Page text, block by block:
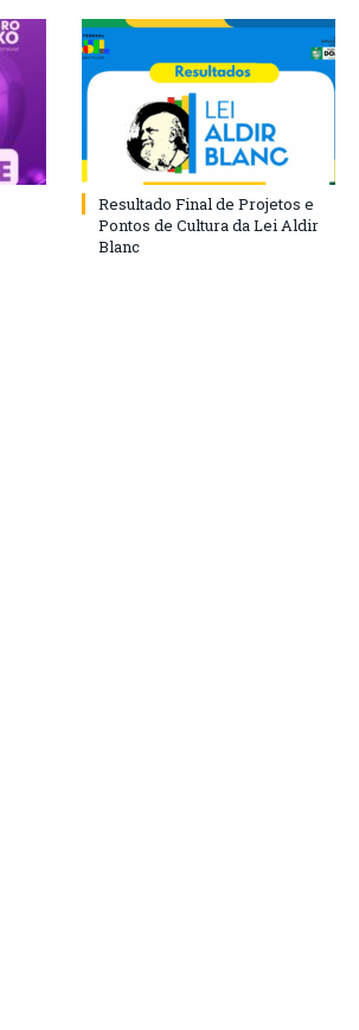
Resultado Final de Projetos e
Pontos de Cultura da Lei Aldir
Blanc